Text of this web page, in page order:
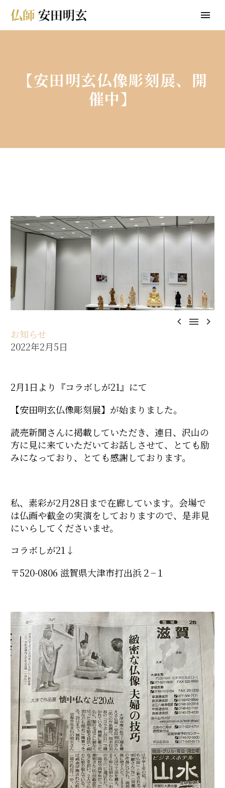
【安田明玄仏像彫刻展、開
催中】
  
お知らせ
2022年2月5日
2月1日より『コラボしが21』にて
【安田明玄仏像彫刻展】が始まりました。
読売新聞さんに掲載していただき、連日、沢山の
方に見に来ていただいてお話しさせて、とても励
みになっており、とても感謝しております。
私、素彩が2月28日まで在廊しています。会場で
は仏画や截金の実演をしておりますので、是非見
にいらしてくださいませ。
コラボしが21↓
〒520-0806 滋賀県大津市打出浜２−１